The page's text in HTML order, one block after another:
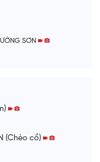
SƠN
(Chèo cổ)